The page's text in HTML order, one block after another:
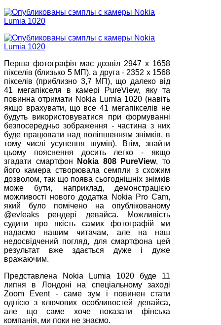
Перша фотографія має дозвіл 2947 x 1658
пікселів (близько 5 МП), а друга - 2352 x 1568
пікселів (приблизно 3,7 МП), що далеко від
41 мегапікселя в камері PureView, яку та
повинна отримати Nokia Lumia 1020 (навіть
якщо врахувати, що все 41 мегапікселів не
будуть використовуватися при формуванні
безпосередньо зображення - частина з них
буде працювати над поліпшенням знімків, в
тому числі усунення шумів). Втім, знайти
цьому пояснення досить легко - якщо
згадати смартфон
Nokia 808 PureView, то
його камера створювала семпли з схожим
дозволом, так що поява сьогоднішніх знімків
може бути, наприклад, демонстрацією
можливості нового додатка Nokia Pro Cam,
який було помічено на опублікованому
@evleaks рендері девайса. Можливість
судити про якість самих фотографій ми
надаємо нашим читачам, але на наш
недосвідчений погляд, для смартфона цей
результат вже здається дуже і дуже
вражаючим.
Представлена Nokia Lumia 1020 буде 11
липня в Лондоні на спеціальному заході
Zoom Event - саме зум і повинен стати
однією з ключових особливостей девайса,
але що саме хоче показати фінська
компанія, ми поки не знаємо.